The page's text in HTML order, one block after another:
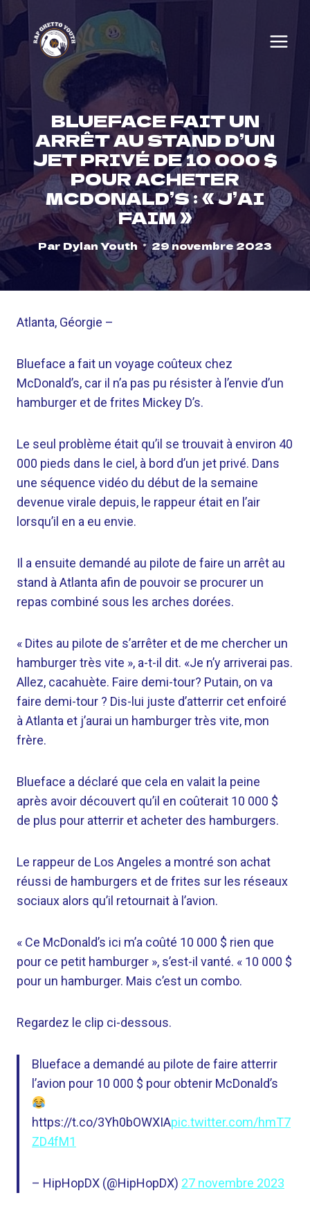
to
content
BLUEFACE FAIT UN
ARRÊT AU STAND D’UN
JET PRIVÉ DE 10 000 $
POUR ACHETER
MCDONALD’S : « J’AI
FAIM »
Par Dylan Youth 29 novembre 2023
Atlanta, Géorgie –
Blueface a fait un voyage coûteux chez
McDonald’s, car il n’a pas pu résister à l’envie d’un
hamburger et de frites Mickey D’s.
Le seul problème était qu’il se trouvait à environ 40
000 pieds dans le ciel, à bord d’un jet privé. Dans
une séquence vidéo du début de la semaine
devenue virale depuis, le rappeur était en l’air
lorsqu’il en a eu envie.
Il a ensuite demandé au pilote de faire un arrêt au
stand à Atlanta afin de pouvoir se procurer un
repas combiné sous les arches dorées.
« Dites au pilote de s’arrêter et de me chercher un
hamburger très vite », a-t-il dit. «Je n’y arriverai pas.
Allez, cacahuète. Faire demi-tour? Putain, on va
faire demi-tour ? Dis-lui juste d’atterrir cet enfoiré
à Atlanta et j’aurai un hamburger très vite, mon
frère.
Blueface a déclaré que cela en valait la peine
après avoir découvert qu’il en coûterait 10 000 $
de plus pour atterrir et acheter des hamburgers.
Le rappeur de Los Angeles a montré son achat
réussi de hamburgers et de frites sur les réseaux
sociaux alors qu’il retournait à l’avion.
« Ce McDonald’s ici m’a coûté 10 000 $ rien que
pour ce petit hamburger », s’est-il vanté. « 10 000 $
pour un hamburger. Mais c’est un combo.
Regardez le clip ci-dessous.
Blueface a demandé au pilote de faire atterrir
l’avion pour 10 000 $ pour obtenir McDonald’s
https://t.co/3Yh0bOWXIApic.twitter.com/hmT7
ZD4fM1
– HipHopDX (@HipHopDX) 27 novembre 2023